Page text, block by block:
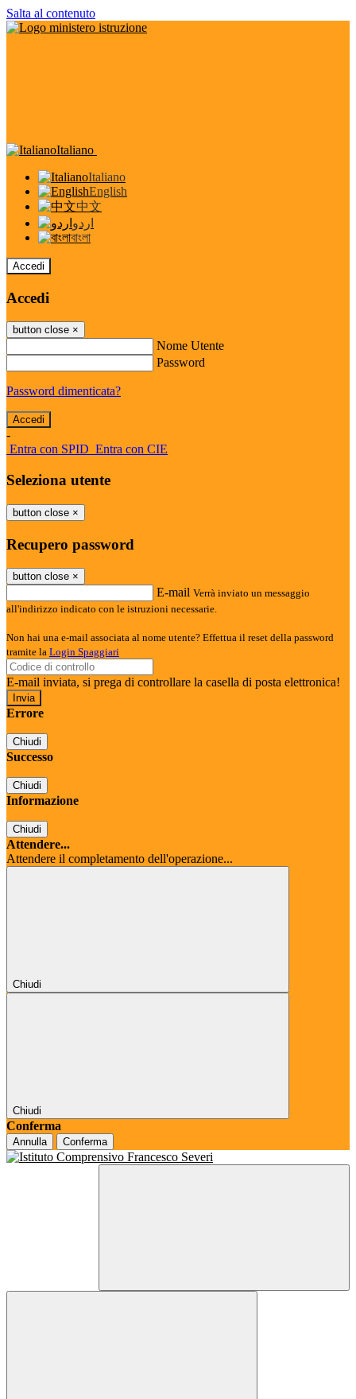
Salta al contenuto
Italiano
Italiano
English
中文
اردو
বাংলা
Accedi
Accedi
button close ×
Nome Utente
Password
Password dimenticata?
-
Entra con SPID Entra con CIE
Seleziona utente
button close ×
Recupero password
button close ×
E-mail Verrà inviato un messaggio
all'indirizzo indicato con le istruzioni necessarie.
Non hai una e-mail associata al nome utente? Effettua il reset della password
tramite la Login Spaggiari
E-mail inviata, si prega di controllare la casella di posta elettronica!
Errore
Chiudi
Successo
Chiudi
Informazione
Chiudi
Attendere...
Attendere il completamento dell'operazione...
Chiudi
Chiudi
Conferma
Annulla Conferma